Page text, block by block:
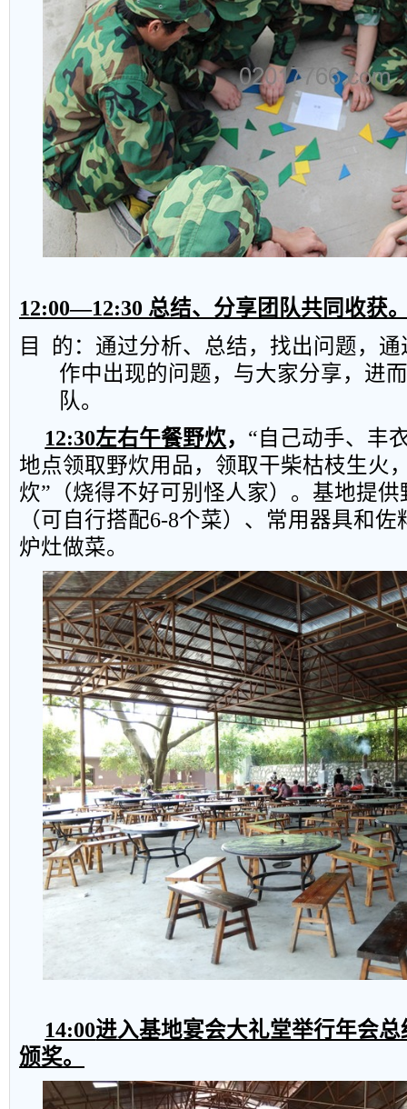
12:00—12:30 总结、分享团队共同收获
目
的：通过分析、总结，找出问题，
作中出现的问题，与大家分享，进
队。
12:30左右午餐野炊， “自己动手、丰
地点领取野炊用品，领取干柴枯枝生火
炊”（烧得不好可别怪人家）。基地提
（可自行搭配6-8个菜）、常用器具和佐
炉灶做菜。
14:00进入基地宴会大礼堂举行年会
颁奖。